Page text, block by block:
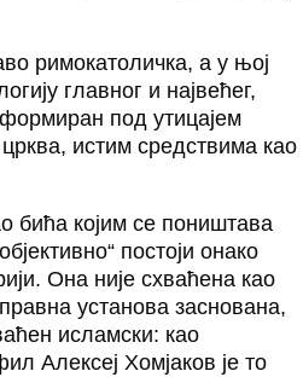
римокатоличка, а у њој
главног и највећег,
формиран под утицајем
истим средствима као
бића којим се поништава
постоји онако
Она није схваћена као
установа заснована,
исламски: као
Алексеј Хомјаков је то